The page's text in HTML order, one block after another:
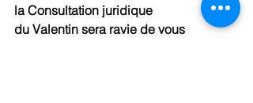
la Consultation juridique
du Valentin sera ravie de vous